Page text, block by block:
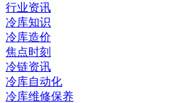
行业资讯
冷库知识
冷库造价
焦点时刻
冷链资讯
冷库自动化
冷库维修保养